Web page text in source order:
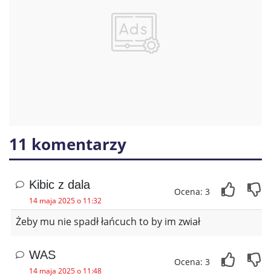
11 komentarzy
Kibic z dala
14 maja 2025 o 11:32
Ocena: 3
Żeby mu nie spadł łańcuch to by im zwiał
WAS
14 maja 2025 o 11:48
Ocena: 3